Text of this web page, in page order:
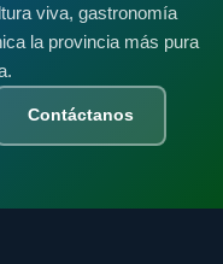
viva, gastronomía
la provincia más pura
Contáctanos